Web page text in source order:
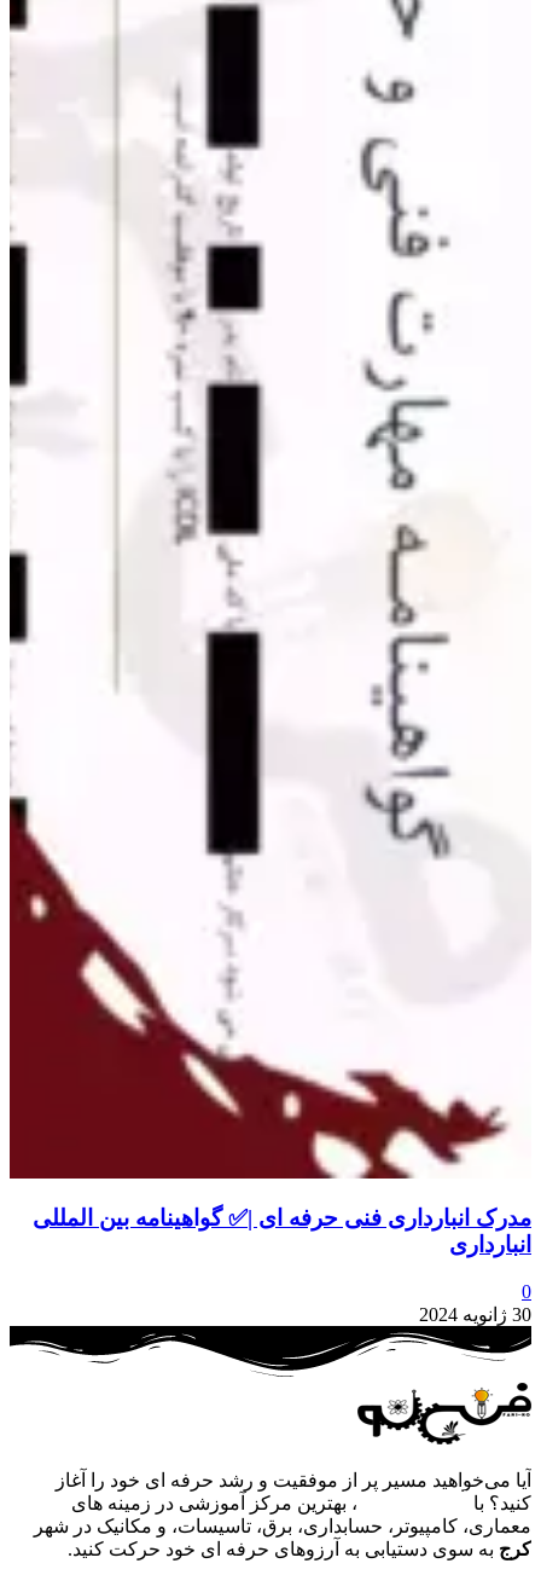
مدرک انبارداری فنی حرفه ای |✅ گواهینامه بین المللی
انبارداری
0
30 ژانویه 2024
آیا می‌خواهید مسیر پر از موفقیت و رشد حرفه‌ ای خود را آغاز
کنید؟ با
، بهترین مرکز آموزشی در زمینه‌ های
معماری، کامپیوتر، حسابداری، برق، تاسیسات، و مکانیک در شهر
کرج به سوی دستیابی به آرزوهای حرفه‌ ای خود حرکت کنید.